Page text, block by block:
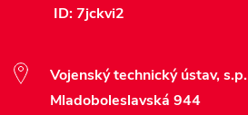
ID: 7jckvi2
Vojenský technický ústav, s.p.
Mladoboleslavská 944